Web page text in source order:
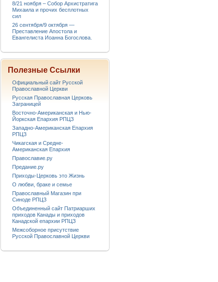
8/21 ноября – Собор Архистратига
Михаила и прочих бесплотных
сил
26 сентября/9 октября —
Преставление Апостола и
Евангелиста Иоанна Богослова.
Полезные Ссылки
Официальный сайт Русской
Православной Церкви
Русская Православная Церковь
Заграницей
Восточно-Американская и Нью-
Йоркская Епархия РПЦЗ
Западно-Американская Епархия
РПЦЗ
Чикагская и Средне-
Американская Епархия
Православие.ру
Предание.ру
Приходы-Церковь это Жизнь
О любви, браке и семье
Православный Магазин при
Синоде РПЦЗ
Объединенный сайт Патриарших
приходов Канады и приходов
Канадской епархии РПЦЗ
Межсоборное присутствие
Русской Православной Церкви